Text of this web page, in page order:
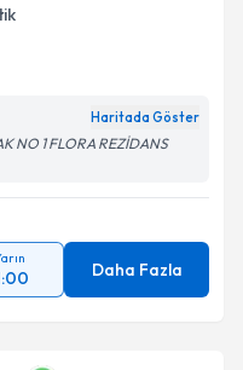
Haritada Göster
NO 1 FLORA REZİDANS
Daha Fazla